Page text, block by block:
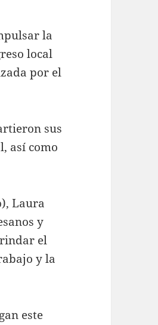
la
local
por el
sus
así como
Laura
y
el
y la
este